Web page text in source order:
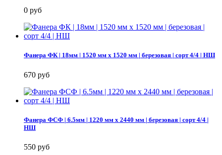
0 руб
Фанера ФК | 18мм | 1520 мм х 1520 мм | березовая | сорт 4/4 | НШ
670 руб
Фанера ФСФ | 6.5мм | 1220 мм х 2440 мм | березовая | сорт 4/4 |
НШ
550 руб